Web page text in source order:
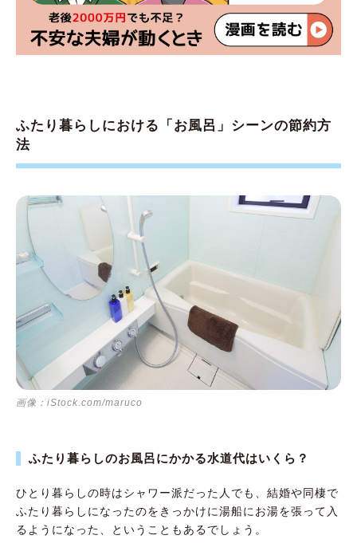
ふたり暮らしにおける「お風呂」シーンの節約方
法
画像：iStock.com/maruco
ふたり暮らしのお風呂にかかる水道代はいくら？
ひとり暮らしの時はシャワー派だった人でも、結婚や同棲で
ふたり暮らしになったのをきっかけに湯船にお湯を張って入
るようになった、ということもあるでしょう。